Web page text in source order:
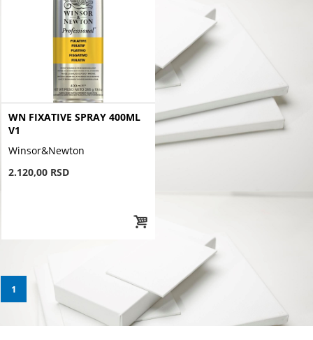
WN FIXATIVE SPRAY 400ML
V1
Winsor&Newton
2.120,00 RSD
1